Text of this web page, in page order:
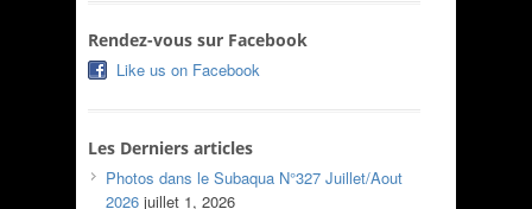
Rendez-vous sur Facebook
Like us on Facebook
Les Derniers articles
Photos dans le Subaqua N°327 Juillet/Aout
2026 juillet 1, 2026